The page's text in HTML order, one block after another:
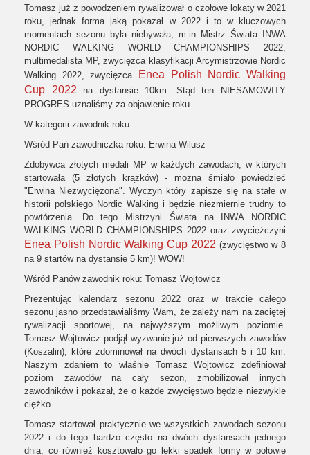
Tomasz już z powodzeniem rywalizował o czołowe lokaty w 2021
roku, jednak forma jaką pokazał w 2022 i to w kluczowych
momentach sezonu była niebywała, m.in Mistrz Świata INWA
NORDIC WALKING WORLD CHAMPIONSHIPS 2022,
multimedalista MP, zwycięzca klasyfikacji Arcymistrzowie Nordic
Walking 2022, zwycięzca
Enea Polish Nordic Walking
Cup 2022 na dystansie 10km. Stąd ten NIESAMOWITY
PROGRES uznaliśmy za objawienie roku.
W kategorii zawodnik roku:
Wśród Pań zawodniczka roku: Erwina Wilusz
Zdobywca złotych medali MP w każdych zawodach, w których
startowała (5 złotych krążków) - można śmiało powiedzieć
"Erwina Niezwyciężona". Wyczyn który zapisze się na stałe w
historii polskiego Nordic Walking i będzie niezmiernie trudny to
powtórzenia. Do tego Mistrzyni Świata na INWA NORDIC
WALKING WORLD CHAMPIONSHIPS 2022 oraz zwyciężczyni
Enea Polish Nordic Walking Cup 2022 (zwycięstwo w 8
na 9 startów na dystansie 5 km)! WOW!
Wśród Panów zawodnik roku: Tomasz Wojtowicz
Prezentując kalendarz sezonu 2022 oraz w trakcie całego
sezonu jasno przedstawialiśmy Wam, że zależy nam na zaciętej
rywalizacji sportowej, na najwyższym możliwym poziomie.
Tomasz Wojtowicz podjął wyzwanie już od pierwszych zawodów
(Koszalin), które zdominował na dwóch dystansach 5 i 10 km.
Naszym zdaniem to właśnie Tomasz Wojtowicz zdefiniował
poziom zawodów na cały sezon, zmobilizował innych
zawodników i pokazał, że o każde zwycięstwo będzie niezwykle
ciężko.
Tomasz startował praktycznie we wszystkich zawodach sezonu
2022 i do tego bardzo często na dwóch dystansach jednego
dnia, co również kosztowało go lekki spadek formy w połowie